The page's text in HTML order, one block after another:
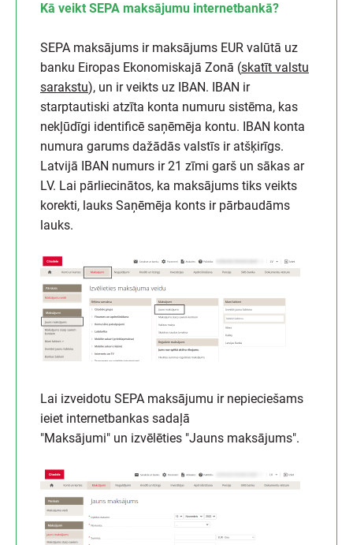
Kā veikt SEPA maksājumu internetbankā?
SEPA maksājums ir maksājums EUR valūtā uz
banku Eiropas Ekonomiskajā Zonā (skatīt valstu
sarakstu), un ir veikts uz IBAN. IBAN ir
starptautiski atzīta konta numuru sistēma, kas
nekļūdīgi identificē saņēmēja kontu. IBAN konta
numura garums dažādās valstīs ir atšķirīgs.
Latvijā IBAN numurs ir 21 zīmi garš un sākas ar
LV. Lai pārliecinātos, ka maksājums tiks veikts
korekti, lauks Saņēmēja konts ir pārbaudāms
lauks.
Lai izveidotu SEPA maksājumu ir nepieciešams
ieiet internetbankas sadaļā
"Maksājumi" un izvēlēties "Jauns maksājums".